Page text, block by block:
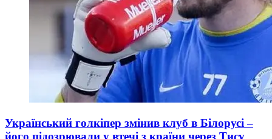
Український голкіпер змінив клуб в Білорусі –
його підозрювали у втечі з країни через Тису